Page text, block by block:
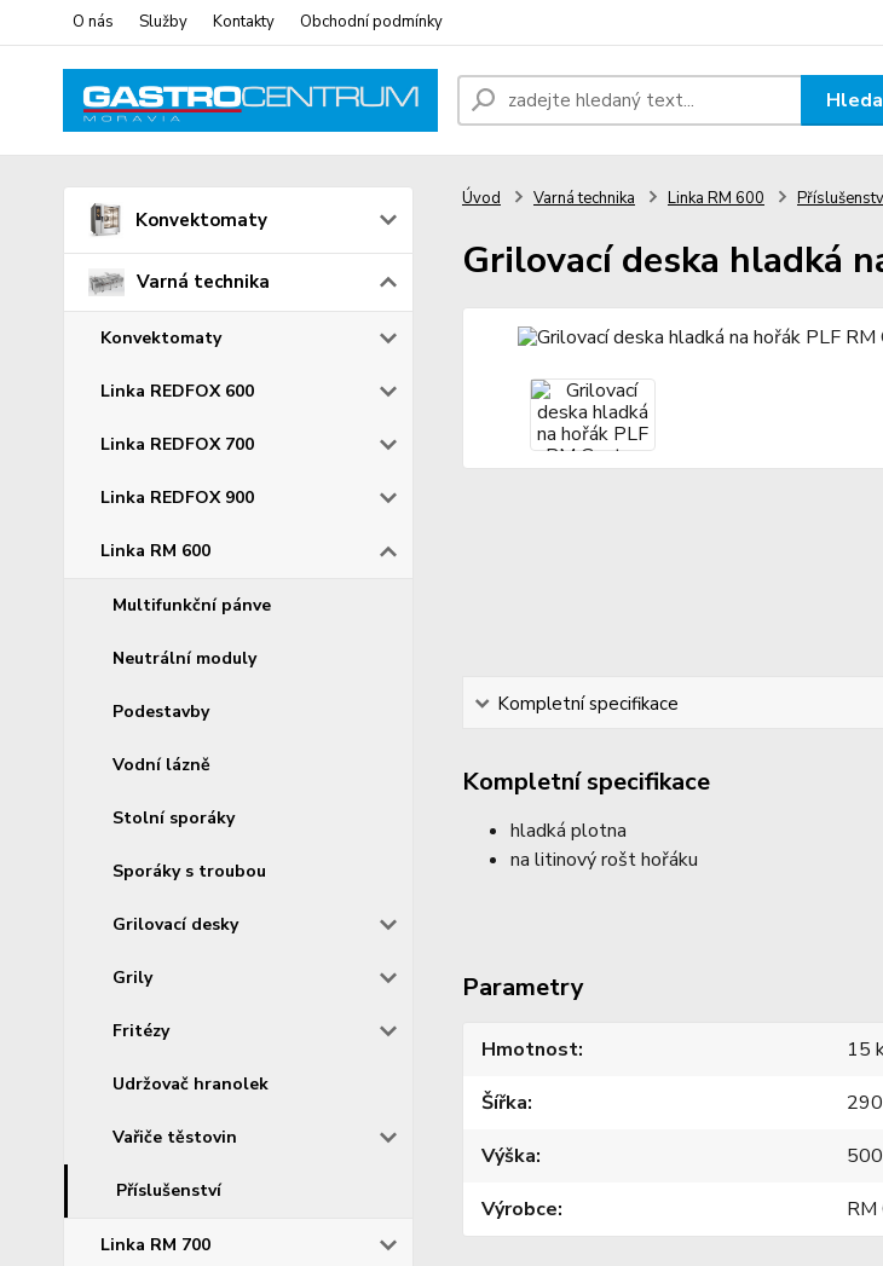
O nás Služby Kontakty Obchodní podmínky
Konvektomaty
Varná technika
Konvektomaty
Linka REDFOX 600
Linka REDFOX 700
Linka REDFOX 900
Linka RM 600
Multifunkční pánve
Neutrální moduly
Podestavby
Vodní lázně
Stolní sporáky
Sporáky s troubou
Grilovací desky
Grily
Fritézy
Udržovač hranolek
Vařiče těstovin
Příslušenství
Linka RM 700
Úvod Varná technika Linka RM 600
Grilovací deska hladká
Kompletní specifikace
Kompletní specifikace
hladká plotna
na litinový rošt hořáku
Parametry
Hmotnost
15
Šířka
Výška
Výrobce
RM